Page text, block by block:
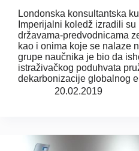
Londonska konsultantska
Imperijalni koledž izradili su
državama-predvodnicama
kao i onima koje se nalaze
grupe naučnika je bio da
istraživačkog poduhvata
dekarbonizacije globalnog
20.02.2019